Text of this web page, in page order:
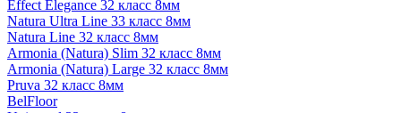
Effect Elegance 32 класс 8мм
Natura Ultra Line 33 класс 8мм
Natura Line 32 класс 8мм
Armonia (Natura) Slim 32 класс 8мм
Armonia (Natura) Large 32 класс 8мм
Pruva 32 класс 8мм
BelFloor